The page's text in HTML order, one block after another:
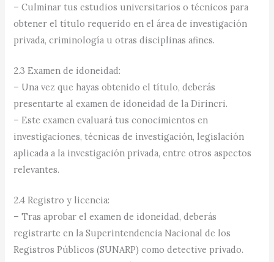
– Culminar tus estudios universitarios o técnicos para
obtener el título requerido en el área de investigación
privada, criminología u otras disciplinas afines.
2.3 Examen de idoneidad:
– Una vez que hayas obtenido el título, deberás
presentarte al examen de idoneidad de la Dirincri.
– Este examen evaluará tus conocimientos en
investigaciones, técnicas de investigación, legislación
aplicada a la investigación privada, entre otros aspectos
relevantes.
2.4 Registro y licencia:
– Tras aprobar el examen de idoneidad, deberás
registrarte en la Superintendencia Nacional de los
Registros Públicos (SUNARP) como detective privado.